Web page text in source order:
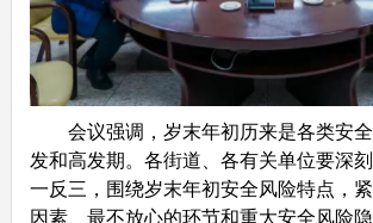
会议强调，岁末年初历来是各类安全
发和高发期。各街道、各有关单位要深
一反三，围绕岁末年初安全风险特点，
因素、最不放心的环节和重大安全风险